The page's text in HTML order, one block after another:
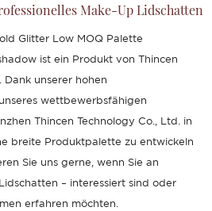
Make-Up Lidschatten
Glitter Low MOQ Palette
ist ein Produkt von Thincen
Dank unserer hohen
wettbewerbsfähigen
Thincen Technology Co., Ltd. in
breite Produktpalette zu entwickeln
Sie uns gerne, wenn Sie an
– interessiert sind oder
erfahren möchten.